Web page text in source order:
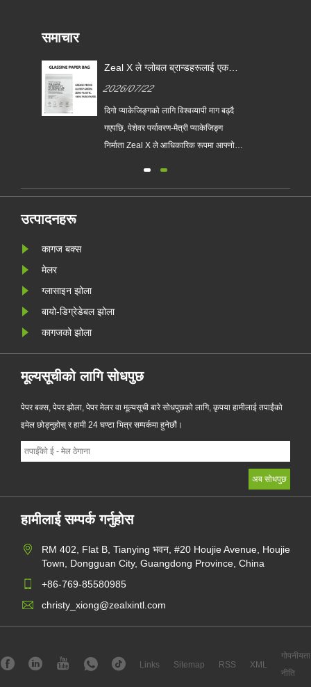
समाचार
Zeal X ले ग्लोबल ब्रान्डहरूलाई एकल-
गर्न मद्दत गर्न कस्टम ग्लासाइन पेपर
ब्यागहरू लन्च गर्‍यो
2026/07/22
दिगो प्याकेजिङ्गको लागि विश्वव्यापी माग बढ्दै
गएपछि, पेशेवर पर्यावरण-मैत्री प्याकेजिङ्ग
निर्माता Zeal X ले आधिकारिक रूपमा आफ्नो
झोलाहरूको प्रिमियम विकल्पको रूपमा डिजाइन
उत्पादनहरू
कागज बक्स
मेलर
ग्लासाइन झोला
बायो-डिग्रेडेबल झोला
कागजको झोला
मूल्यसूचीको लागि सोधपुछ
पेपर बक्स, पेपर झोला, पेपर मेलर वा मूल्यसूची बारे सोधपुछको लागि, कृपया हामीलाई तपाईंको
इमेल छोड्नुहोस् र हामी 24 घण्टा भित्र सम्पर्कमा हुनेछौं।
हामीलाई सम्पर्क गर्नुहोस
RM 402, Flat B, Tianying भवन, #20 Houjie Avenue, Houjie
Town, Dongguan City, Guangdong Province, China
+86-769-85580985
christy_xiong@zealxintl.com
Links Sitemap RSS XML
गोपनीयता
नीति